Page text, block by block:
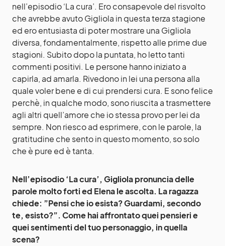
nell’episodio ‘La cura’. Ero consapevole del risvolto
che avrebbe avuto Gigliola in questa terza stagione
ed ero entusiasta di poter mostrare una Gigliola
diversa, fondamentalmente, rispetto alle prime due
stagioni. Subito dopo la puntata, ho letto tanti
commenti positivi. Le persone hanno iniziato a
capirla, ad amarla. Rivedono in lei una persona alla
quale voler bene e di cui prendersi cura. E sono felice
perchè, in qualche modo, sono riuscita a trasmettere
agli altri quell’amore che io stessa provo per lei da
sempre. Non riesco ad esprimere, con le parole, la
gratitudine che sento in questo momento, so solo
che è pure ed è tanta.
Nell’episodio ‘La cura’, Gigliola pronuncia delle
parole molto forti ed Elena le ascolta. La ragazza
chiede: ”Pensi che io esista? Guardami, secondo
te, esisto?”. Come hai affrontato quei pensieri e
quei sentimenti del tuo personaggio, in quella
scena?